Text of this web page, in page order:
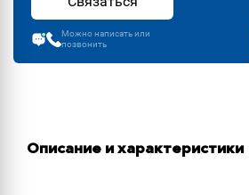
Можно написать или
позвонить
Описание и характеристики